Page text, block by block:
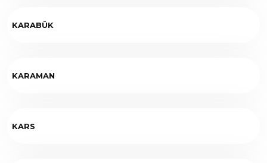
KARABÜK
KARAMAN
KARS